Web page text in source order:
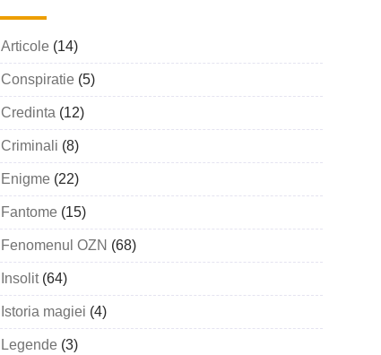
Articole (14)
Conspiratie (5)
Credinta (12)
Criminali (8)
Enigme (22)
Fantome (15)
Fenomenul OZN (68)
Insolit(64)
Istoria magiei (4)
Legende (3)